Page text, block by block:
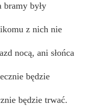
bramy były
z nich nie
nocą, ani słońca
będzie
będzie trwać.